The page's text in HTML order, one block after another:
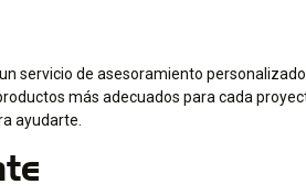
servicio de asesoramiento
más adecuados para cada
ayudarte.